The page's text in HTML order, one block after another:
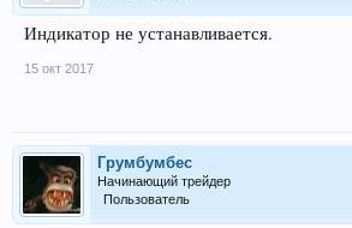
Индикатор не устанавливается.
15 окт 2017
Грумбумбес
Начинающий трейдер
Пользователь